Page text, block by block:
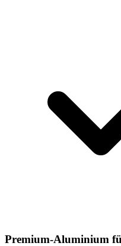
Premium-Aluminium